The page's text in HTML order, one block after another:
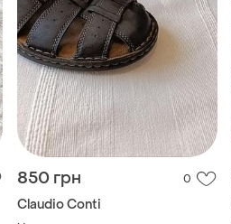
850 грн 0
Claudio Conti